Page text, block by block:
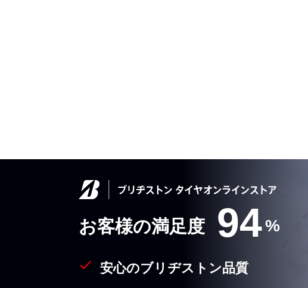
お客様の満足度 94%
安心のブリヂストン品質